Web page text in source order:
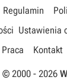
Regulamin
Ustawienia
Praca
Kontakt
© 2000 - 2026